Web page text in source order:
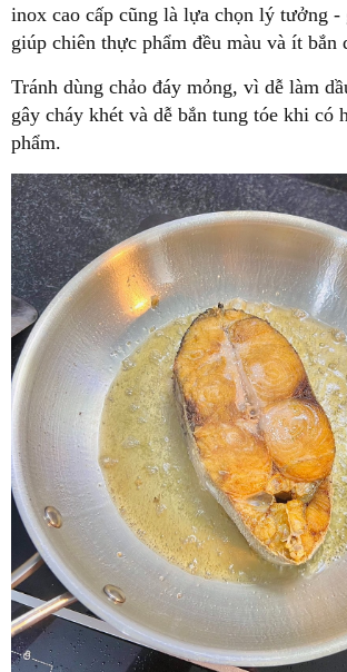
inox cao cấp cũng là lựa chọn lý tưởng -
giúp chiên thực phẩm đều màu và ít bắn
Tránh dùng chảo đáy mỏng, vì dễ làm
gây cháy khét và dễ bắn tung tóe khi có
phẩm.